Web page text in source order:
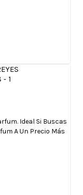
Ideal Si Buscas
A Un Precio Más